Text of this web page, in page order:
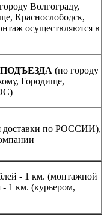
Волгограду,
Краснослободск,
осуществляются в
(по городу
Городище,
доставки по РОССИИ),
- 1 км. (монтажной
- 1 км. (курьером,